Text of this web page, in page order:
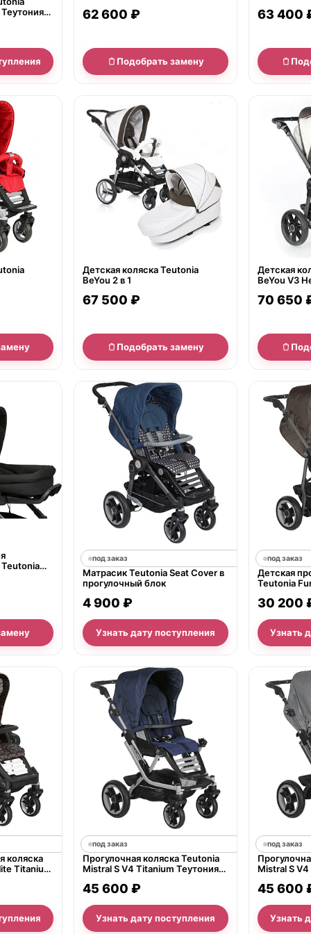
62 600 ₽
Подобрать замену
63 400
нет в продаже
Детская коляска Teutonia
BeYou 2 в 1
67 500 ₽
Подобрать замену
нет в
Детская
BeYou V3
70 650
Teutonia
под заказ
Матрасик Teutonia Seat Cover в
прогулочный блок
4 900 ₽
Узнать дату поступления
под заказ
Детская
Teutonia
30 200
Узнать
коляска
Titanium
под заказ
Прогулочная коляска Teutonia
Mistral S V4 Titanium Теутония
2016
45 600 ₽
Узнать дату поступления
под заказ
Mistral S
2016
45 600
Узнать